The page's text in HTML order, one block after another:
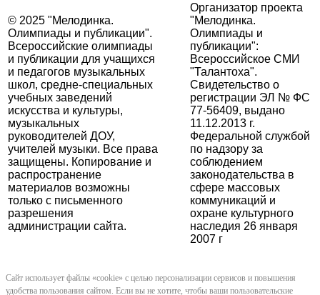
© 2025 "Мелодинка.
Олимпиады и публикации".
Всероссийские олимпиады
и публикации для учащихся
и педагогов музыкальных
школ, средне-специальных
учебных заведений
искусства и культуры,
музыкальных
руководителей ДОУ,
учителей музыки. Все права
защищены. Копирование и
распространение
материалов возможны
только с письменного
разрешения
администрации сайта.
Организатор проекта
"Мелодинка.
Олимпиады и
публикации":
Всероссийское СМИ
"Талантоха".
Свидетельство о
регистрации ЭЛ № ФС
77-56409, выдано
11.12.2013 г.
Федеральной службой
по надзору за
соблюдением
законодательства в
сфере массовых
коммуникаций и
охране культурного
наследия 26 января
2007 г
Сайт использует файлы «cookie» с целью персонализации сервисов и повышения
удобства пользования сайтом. Если вы не хотите, чтобы ваши пользовательские